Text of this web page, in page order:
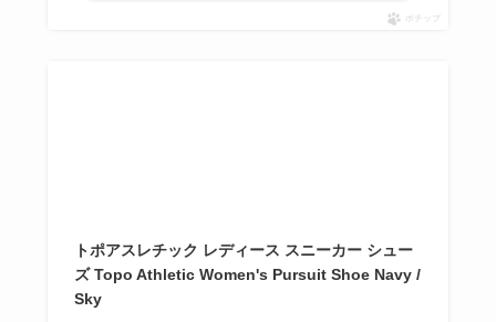
ポチップ
トポアスレチック レディース スニーカー シュー
ズ Topo Athletic Women's Pursuit Shoe Navy /
Sky